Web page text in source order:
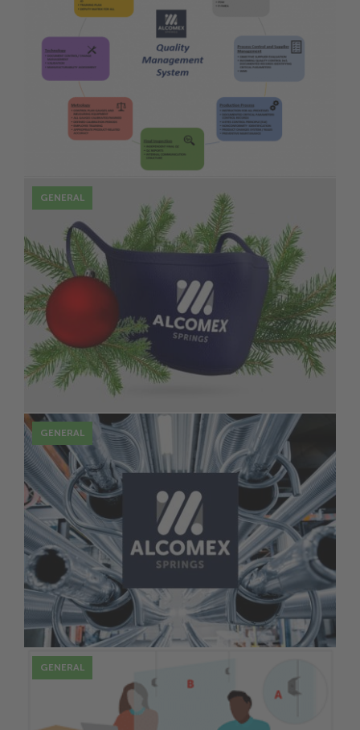
23 Mar
système de gestion de la qualité
GENERAL
17 Déc
BONNES FETES DE FIN D’ANNEE
GENERAL
16 Juil
ALCOMEX : PRÊT POUR LA REPRISE.
GENERAL